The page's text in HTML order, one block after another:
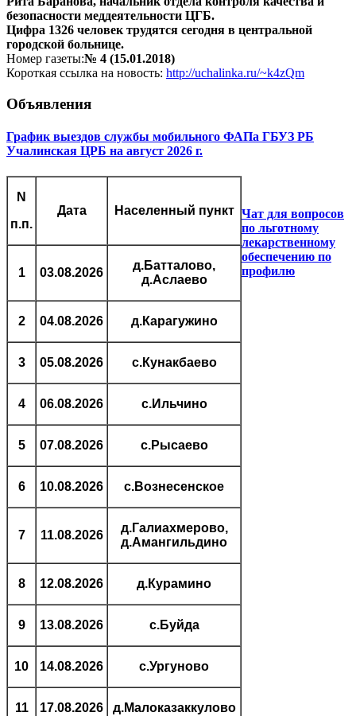
безопасности меддеятельности ЦГБ.
Цифра 1326 человек трудятся сегодня в центральной
городской больнице.
Номер газеты:№ 4 (15.01.2018)
Короткая ссылка на новость: http://uchalinka.ru/~k4zQm
Объявления
График выездов службы мобильного ФАПа ГБУЗ РБ
Учалинская ЦРБ на август 2026 г.
N
п.п.
Дата Населенный пункт
1 03.08.2026
д.Батталово,
д.Аслаево
2 04.08.2026 д.Карагужино
3 05.08.2026 с.Кунакбаево
4 06.08.2026 с.Ильчино
5 07.08.2026 с.Рысаево
6 10.08.2026 с.Вознесенское
7 11.08.2026
д.Галиахмерово,
д.Амангильдино
8 12.08.2026 д.Курамино
9 13.08.2026 с.Буйда
10 14.08.2026 с.Ургуново
11 17.08.2026 д.Малоказаккулово
Чат для вопросов
по льготному
лекарственному
обеспечению по
профилю